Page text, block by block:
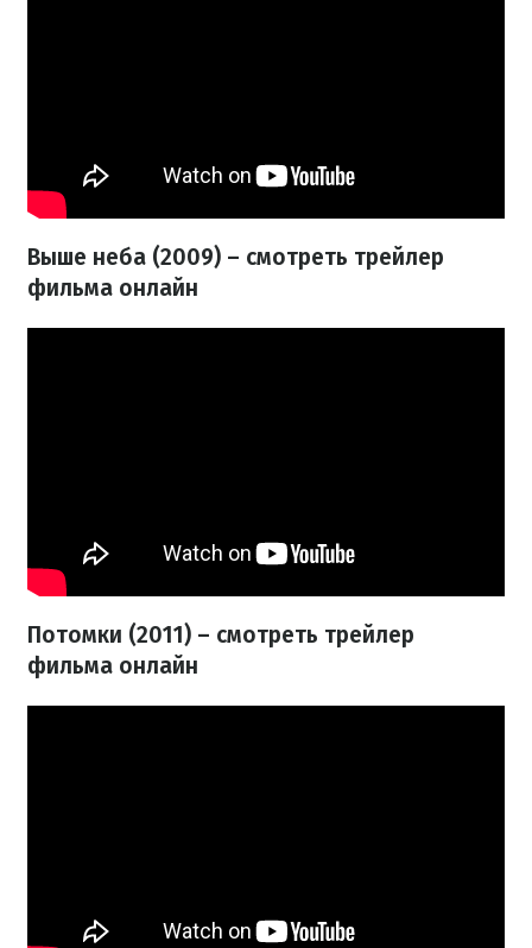
Выше неба (2009) – смотреть трейлер
фильма онлайн
Потомки (2011) – смотреть трейлер
фильма онлайн